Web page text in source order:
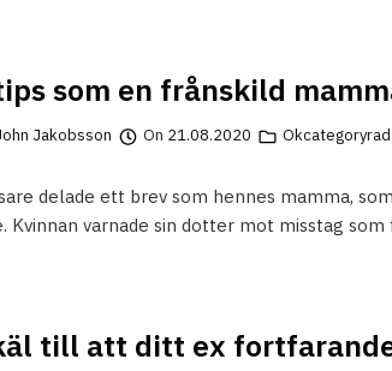
som en frånskild
Jakobsson On 21.08.2020 Okcategoryrad
delade ett brev som hennes mamma,
Kvinnan varnade sin dotter mot misstag
till att ditt ex